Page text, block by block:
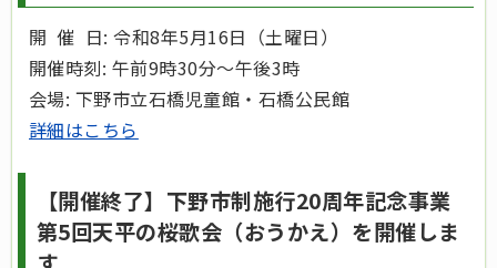
開 催 日: 令和8年5月16日（土曜日）
開催時刻: 午前9時30分～午後3時
会場: 下野市立石橋児童館・石橋公民館
詳細はこちら
【開催終了】下野市制施行20周年記念事業
第5回天平の桜歌会（おうかえ）を開催しま